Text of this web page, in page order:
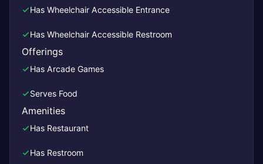
Has Wheelchair Accessible Entrance
Has Wheelchair Accessible Restroom
Offerings
Has Arcade Games
Serves Food
Amenities
Has Restaurant
Has Restroom